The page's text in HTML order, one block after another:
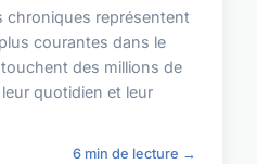
chroniques représentent
courantes dans le
des millions de
quotidien et leur
6 min de lecture →